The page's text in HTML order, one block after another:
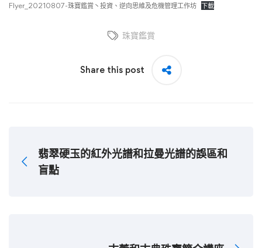
Flyer_20210807-珠寶鑑賞丶投資、逆向思維及危機管理工作坊 下載
珠寶鑑賞
Share this post
翡翠硬玉的紅外光譜和拉曼光譜的誤區和
盲點